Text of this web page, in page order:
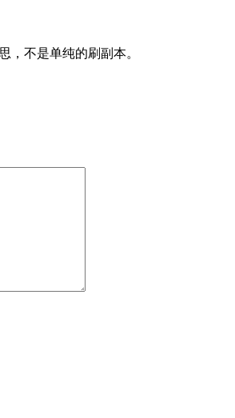
，不是单纯的刷副本。